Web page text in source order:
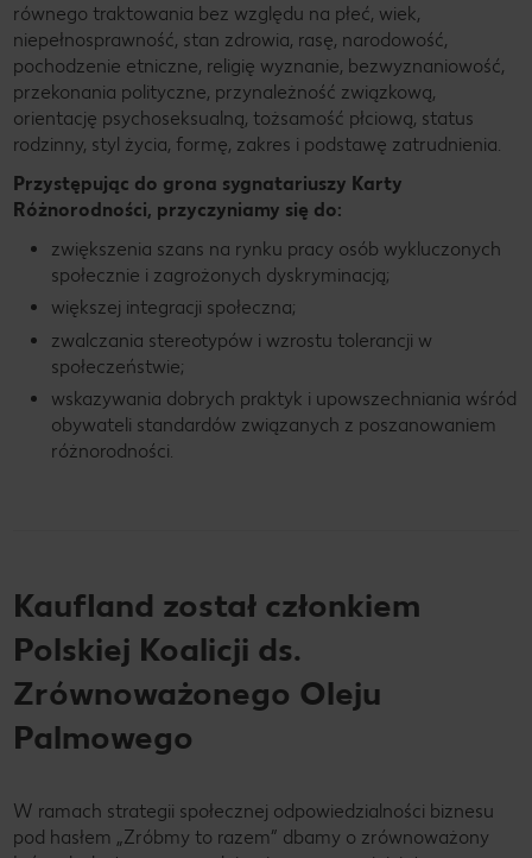
równego traktowania bez względu na płeć, wiek,
niepełnosprawność, stan zdrowia, rasę, narodowość,
pochodzenie etniczne, religię wyznanie, bezwyznaniowość,
przekonania polityczne, przynależność związkową,
orientację psychoseksualną, tożsamość płciową, status
rodzinny, styl życia, formę, zakres i podstawę zatrudnienia.
Przystępując do grona sygnatariuszy Karty
Różnorodności, przyczyniamy się do:
zwiększenia szans na rynku pracy osób wykluczonych
społecznie i zagrożonych dyskryminacją;
większej integracji społeczna;
zwalczania stereotypów i wzrostu tolerancji w
społeczeństwie;
wskazywania dobrych praktyk i upowszechniania wśród
obywateli standardów związanych z poszanowaniem
różnorodności.
Kaufland został członkiem
Polskiej Koalicji ds.
Zrównoważonego Oleju
Palmowego
W ramach strategii społecznej odpowiedzialności biznesu
pod hasłem „Zróbmy to razem” dbamy o zrównoważony